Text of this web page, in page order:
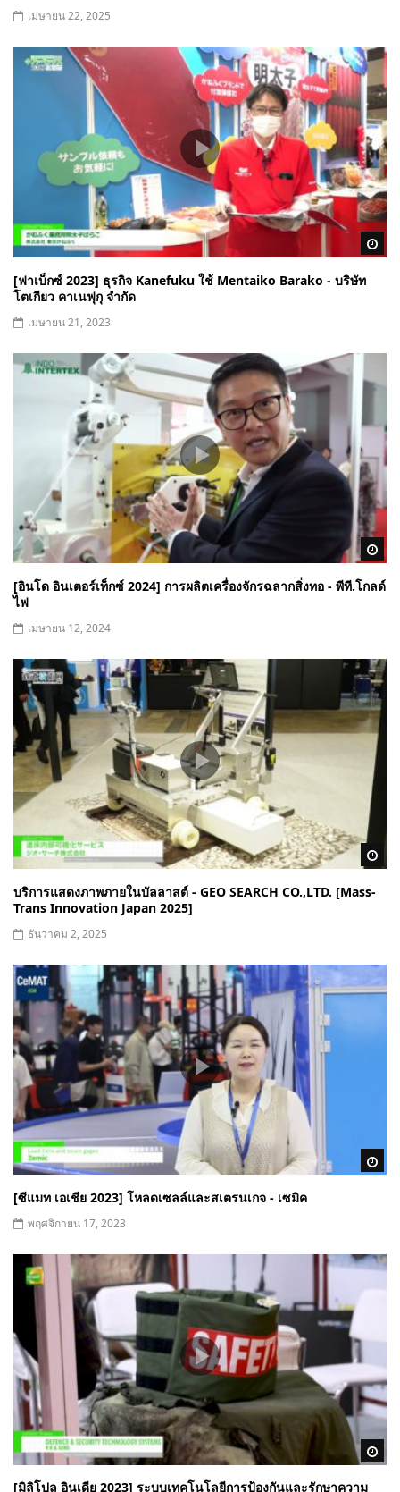
เมษายน 22, 2025
[ฟาเบ็กซ์ 2023] ธุรกิจ Kanefuku ใช้ Mentaiko Barako - บริษัท
โตเกียว คาเนฟุกุ จำกัด
เมษายน 21, 2023
[อินโด อินเตอร์เท็กซ์ 2024] การผลิตเครื่องจักรฉลากสิ่งทอ - พีที.โกลด์
ไฟ
เมษายน 12, 2024
บริการแสดงภาพภายในบัลลาสต์ - GEO SEARCH CO.,LTD. [Mass-
Trans Innovation Japan 2025]
ธันวาคม 2, 2025
[ซีแมท เอเชีย 2023] โหลดเซลล์และสเตรนเกจ - เซมิค
พฤศจิกายน 17, 2023
[มิลิโปล อินเดีย 2023] ระบบเทคโนโลยีการป้องกันและรักษาความ